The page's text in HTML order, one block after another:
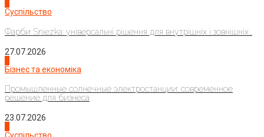
Суспільство
Фарби Sniezka: універсальні рішення для внутрішніх і зовнішніх...
27.07.2026
Бізнес та економіка
Промышленные солнечные электростанции: современное
решение для бизнеса
23.07.2026